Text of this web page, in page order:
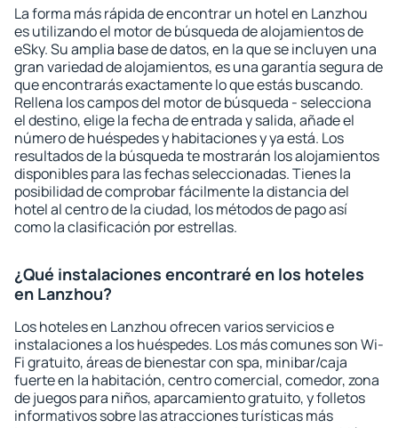
La forma más rápida de encontrar un hotel en Lanzhou
es utilizando el motor de búsqueda de alojamientos de
eSky. Su amplia base de datos, en la que se incluyen una
gran variedad de alojamientos, es una garantía segura de
que encontrarás exactamente lo que estás buscando.
Rellena los campos del motor de búsqueda - selecciona
el destino, elige la fecha de entrada y salida, añade el
número de huéspedes y habitaciones y ya está. Los
resultados de la búsqueda te mostrarán los alojamientos
disponibles para las fechas seleccionadas. Tienes la
posibilidad de comprobar fácilmente la distancia del
hotel al centro de la ciudad, los métodos de pago así
como la clasificación por estrellas.
¿Qué instalaciones encontraré en los hoteles
en Lanzhou?
Los hoteles en Lanzhou ofrecen varios servicios e
instalaciones a los huéspedes. Los más comunes son Wi-
Fi gratuito, áreas de bienestar con spa, minibar/caja
fuerte en la habitación, centro comercial, comedor, zona
de juegos para niños, aparcamiento gratuito, y folletos
informativos sobre las atracciones turísticas más